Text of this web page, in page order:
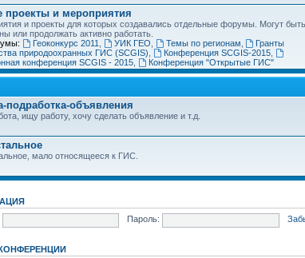
проекты и мероприятия
и проекты для которых создавались отдельные форумы. Могут быть
или продолжать активно работать.
Геоконкурс 2011 УИК ГЕО Темы по регионам
Гранты
природоохранных ГИС (SCGIS)
Конференция SCGIS-2015,
конференция SCGIS - 2015
Конференция "Открытые ГИС"
подработка-объявления
ищу работу, хочу сделать объявление и т.д.
мало относящееся к ГИС.
Пароль: